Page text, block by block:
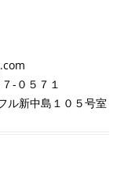
-０５７１
ル新中島１０５号室